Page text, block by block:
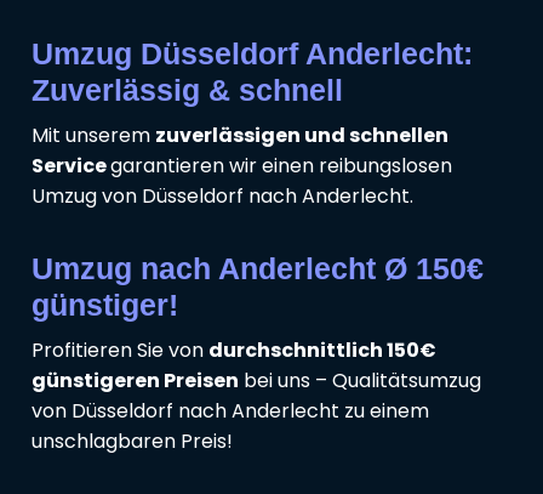
Umzug Düsseldorf Anderlecht:
Zuverlässig & schnell
Mit unserem zuverlässigen und schnellen
Servicegarantieren wir einen reibungslosen
Umzug von Düsseldorf nach Anderlecht.
Umzug nach Anderlecht Ø 150€
günstiger!
Profitieren Sie von durchschnittlich 150€
günstigeren Preisen bei uns – Qualitätsumzug
von Düsseldorf nach Anderlecht zu einem
unschlagbaren Preis!